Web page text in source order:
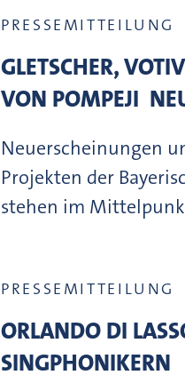
PRESSEMITTEILUNG
GLETSCHER,
VON POMPEJI 
Neuerscheinungen
Projekten der
stehen im
PRESSEMITTEILUNG
ORLANDO DI
SINGPHONIKERN